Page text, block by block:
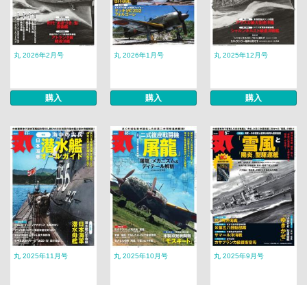
丸 2026年2月号
購入
丸 2026年1月号
購入
丸 2025年12月号
購入
丸 2025年11月号 丸 2025年10月号 丸 2025年9月号